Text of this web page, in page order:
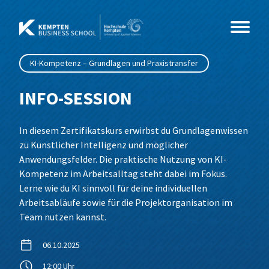
Inhalt
springen
Studium
Master
Beratung, Organisationsentwicklung &
Coaching
Wirtschaftspsychologie
MBA
MBA International Business Management
and Leadership
Weiterbildung
Weiterbildungs-Check
Kurse
Coaching & Psychologie
Business Coaching
Leading Change
Gesundheit & Soziales
Sozialmanagement
IT & Technik
Data Science und Business Analytics
Wirtschaft & Management
Events
Info-Sessions
Alumni im Dialog
Sales Innovation Forum – 2026
Über Uns
News
Team
KI-Kompetenz – Grundlagen und Praxistransfer
INFO-SESSION
In diesem Zertifikatskurs erwirbst du Grundlagenwissen
zu Künstlicher Intelligenz und möglicher
Anwendungsfelder. Die praktische Nutzung von KI-
Kompetenz im Arbeitsalltag steht dabei im Fokus.
Lerne wie du KI sinnvoll für deine individuellen
Arbeitsabläufe sowie für die Projektorganisation im
Team nutzen kannst.
06.10.2025
12:00 Uhr